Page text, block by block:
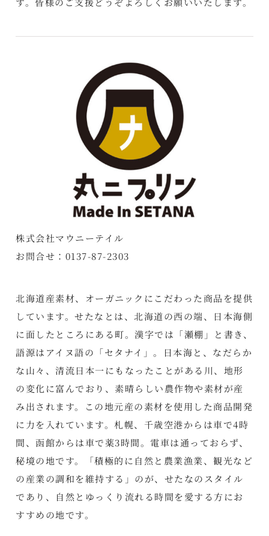
株式会社マウニーテイル
お問合せ：0137-87-2303
北海道産素材、オーガニックにこだわった商品を提供
しています。せたなとは、北海道の西の端、日本海側
に面したところにある町。漢字では「瀬棚」と書き、
語源はアイヌ語の「セタナイ」。日本海と、なだらか
な山々、清流日本一にもなったことがある川、地形
の変化に富んでおり、素晴らしい農作物や素材が産
み出されます。この地元産の素材を使用した商品開発
に力を入れています。札幌、千歳空港からは車で4時
間、函館からは車で薬3時間。電車は通っておらず、
秘境の地です。「積極的に自然と農業漁業、観光など
の産業の調和を維持する」のが、せたなのスタイル
であり、自然とゆっくり流れる時間を愛する方にお
すすめの地です。